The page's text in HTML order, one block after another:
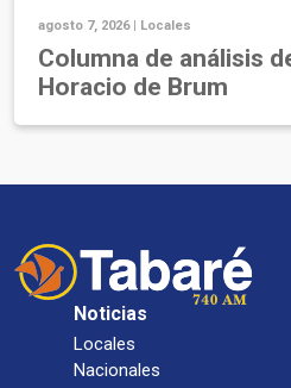
agosto 7, 2026 | Locales
Columna de análisis
Horacio de Brum
Noticias
Locales
Nacionales